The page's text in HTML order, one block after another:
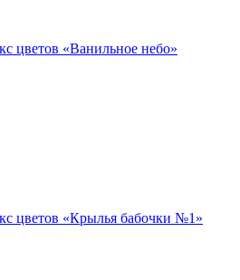
цветов «Ванильное небо»
цветов «Крылья бабочки №1»